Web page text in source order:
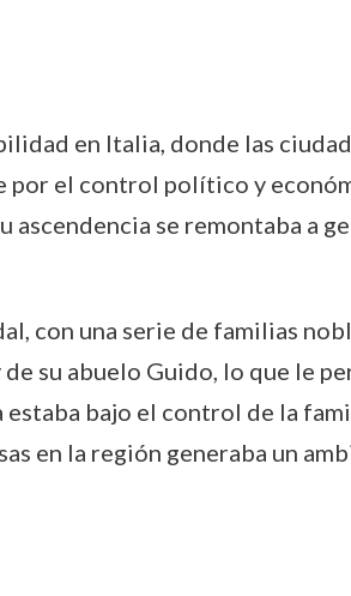
en Italia, donde las
el control político y
ascendencia se remontaba a
con una serie de familias
su abuelo Guido, lo que le
bajo el control de la
en la región generaba un